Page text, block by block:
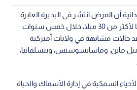
أن المرض انتشر في البحيرة العابرة
للحدود، والتي يمتد طولها لأكثر من 30 ميلا، خلال خمس سنوات
مشابهة في ولايات أميركية
ماين، وماساتشوستس، وبنسلفانيا،
السمكية في إدارة الأسماك والحياة